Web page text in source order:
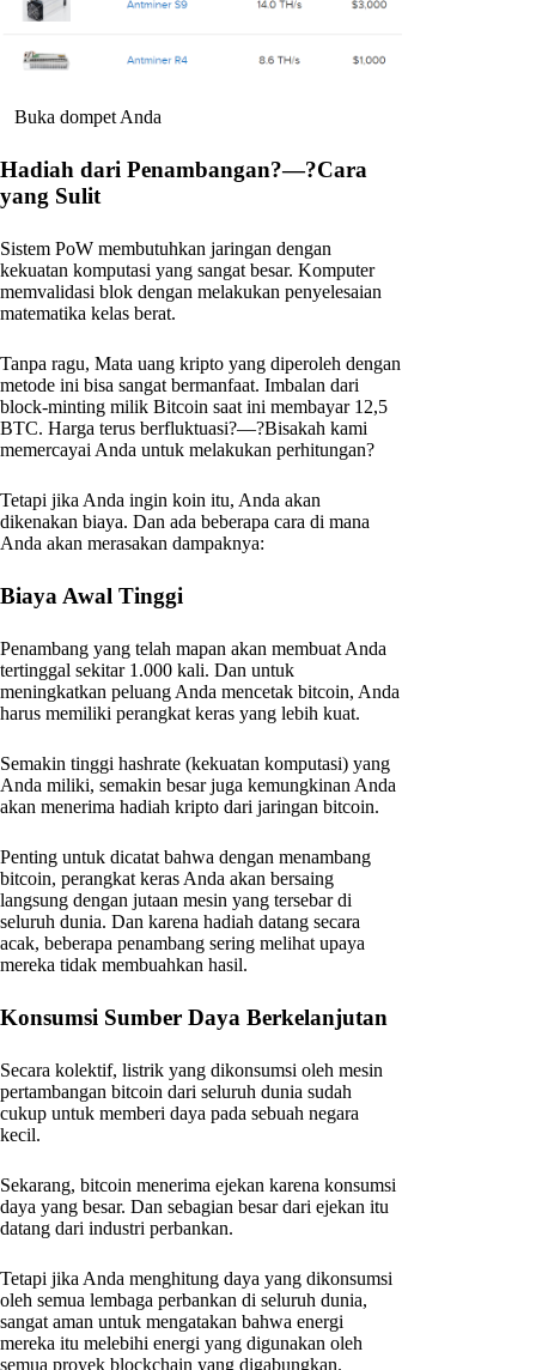
Buka dompet Anda
Hadiah dari Penambangan?—?Cara
yang Sulit
Sistem PoW membutuhkan jaringan dengan
kekuatan komputasi yang sangat besar. Komputer
memvalidasi blok dengan melakukan penyelesaian
matematika kelas berat.
Tanpa ragu, Mata uang kripto yang diperoleh dengan
metode ini bisa sangat bermanfaat. Imbalan dari
block-minting milik Bitcoin saat ini membayar 12,5
BTC. Harga terus berfluktuasi?—?Bisakah kami
memercayai Anda untuk melakukan perhitungan?
Tetapi jika Anda ingin koin itu, Anda akan
dikenakan biaya. Dan ada beberapa cara di mana
Anda akan merasakan dampaknya:
Biaya Awal Tinggi
Penambang yang telah mapan akan membuat Anda
tertinggal sekitar 1.000 kali. Dan untuk
meningkatkan peluang Anda mencetak bitcoin, Anda
harus memiliki perangkat keras yang lebih kuat.
Semakin tinggi hashrate (kekuatan komputasi) yang
Anda miliki, semakin besar juga kemungkinan Anda
akan menerima hadiah kripto dari jaringan bitcoin.
Penting untuk dicatat bahwa dengan menambang
bitcoin, perangkat keras Anda akan bersaing
langsung dengan jutaan mesin yang tersebar di
seluruh dunia. Dan karena hadiah datang secara
acak, beberapa penambang sering melihat upaya
mereka tidak membuahkan hasil.
Konsumsi Sumber Daya Berkelanjutan
Secara kolektif, listrik yang dikonsumsi oleh mesin
pertambangan bitcoin dari seluruh dunia sudah
cukup untuk memberi daya pada sebuah negara
kecil.
Sekarang, bitcoin menerima ejekan karena konsumsi
daya yang besar. Dan sebagian besar dari ejekan itu
datang dari industri perbankan.
Tetapi jika Anda menghitung daya yang dikonsumsi
oleh semua lembaga perbankan di seluruh dunia,
sangat aman untuk mengatakan bahwa energi
mereka itu melebihi energi yang digunakan oleh
semua proyek blockchain yang digabungkan.